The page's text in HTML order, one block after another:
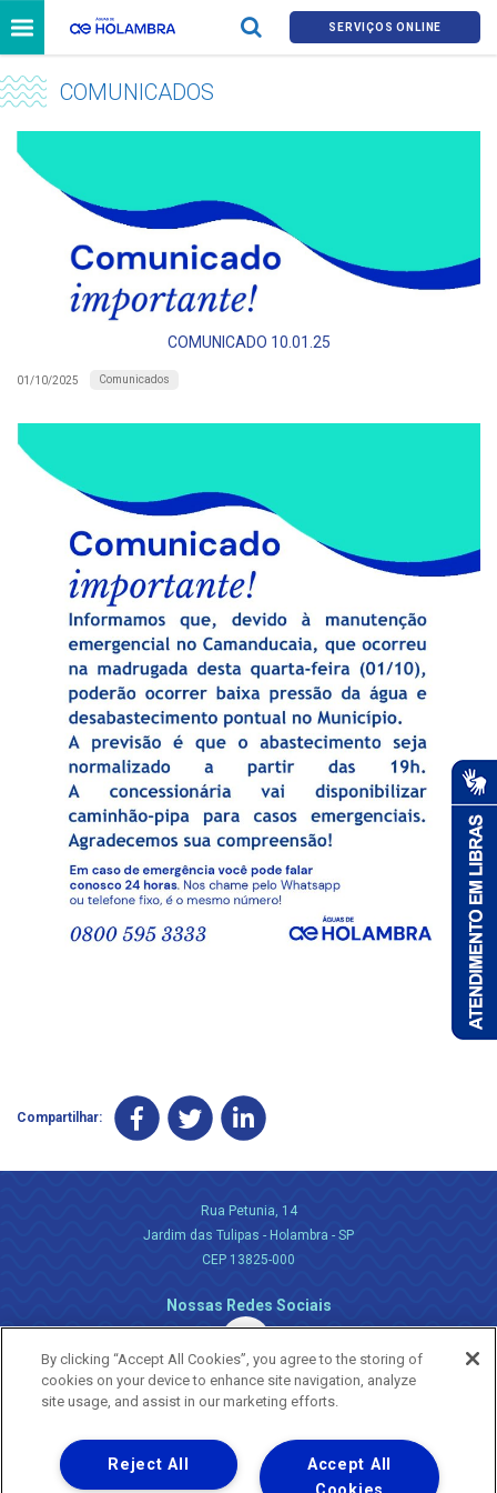
SERVIÇOS ONLINE
COMUNICADOS
COMUNICADO 10.01.25
01/10/2025 Comunicados
Compartilhar:
Rua Petunia, 14
Jardim das Tulipas - Holambra - SP
CEP 13825-000
Nossas Redes Sociais
Uma empresa
Copyright ® 2026 - Todos os Direitos Reservados.
By clicking “Accept All Cookies”, you agree to the storing of
cookies on your device to enhance site navigation, analyze
site usage, and assist in our marketing efforts.
Accept All
Reject All